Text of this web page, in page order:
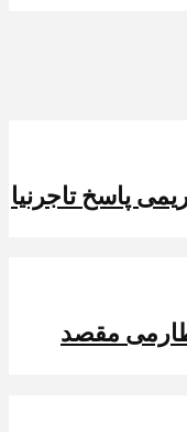
پاسخ تاجرنیا
طارمی مقصد